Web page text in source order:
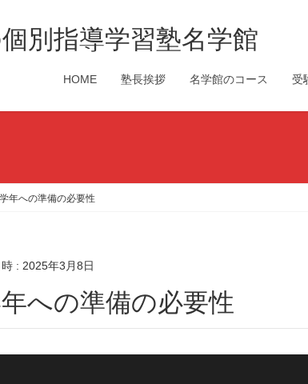
別指導学習塾名学館
HOME 塾長挨拶 名学館のコース 受
年への準備の必要性
: 2025年3月8日
年への準備の必要性